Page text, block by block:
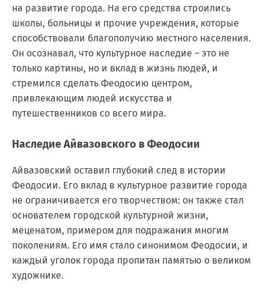
на развитие города. На его средства строились
школы, больницы и прочие учреждения, которые
способствовали благополучию местного населения.
Он осознавал, что культурное наследие – это не
только картины, но и вклад в жизнь людей, и
стремился сделать Феодосию центром,
привлекающим людей искусства и
путешественников со всего мира.
Наследие Айвазовского в Феодосии
Айвазовский оставил глубокий след в истории
Феодосии. Его вклад в культурное развитие города
не ограничивается его творчеством: он также стал
основателем городской культурной жизни,
меценатом, примером для подражания многим
поколениям. Его имя стало синонимом Феодосии, и
каждый уголок города пропитан памятью о великом
художнике.